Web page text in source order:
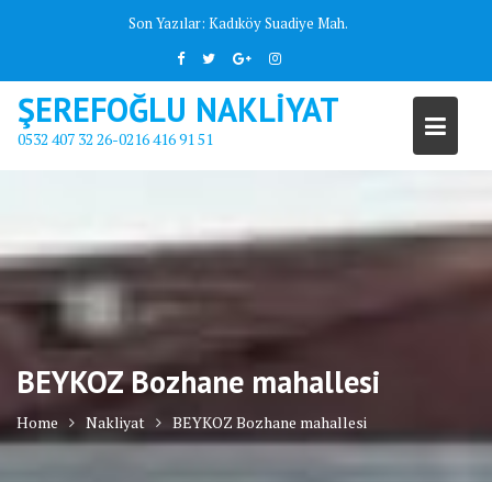
Son Yazılar: Kadıköy Suadiye Mah.
ŞEREFOĞLU NAKLİYAT
0532 407 32 26-0216 416 91 51
BEYKOZ Bozhane mahallesi
Home Nakliyat BEYKOZ Bozhane mahallesi